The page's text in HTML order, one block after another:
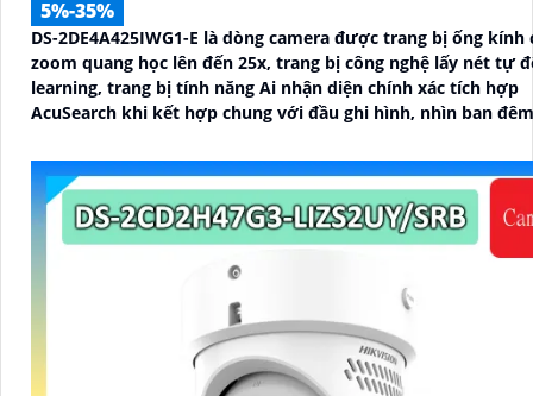
5%-35%
DS-2DE4A425IWG1-E là dòng camera được trang bị ống kính
zoom quang học lên đến 25x, trang bị công nghệ lấy nét tự
learning, trang bị tính năng Ai nhận diện chính xác tích hợp
AcuSearch khi kết hợp chung với đầu ghi hình, nhìn ban